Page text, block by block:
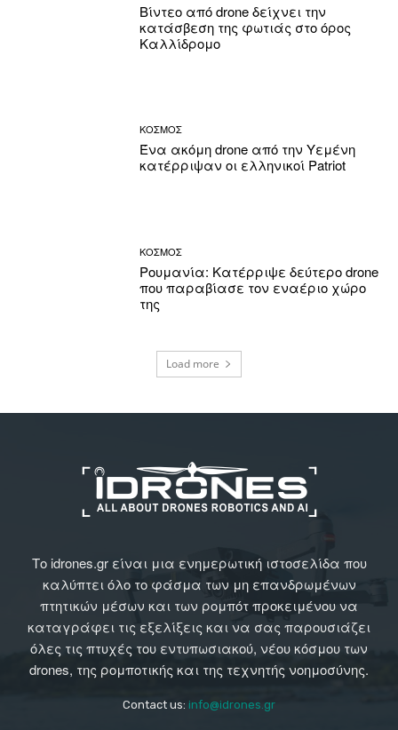
Βίντεο από drone δείχνει την
κατάσβεση της φωτιάς στο όρος
Καλλίδρομο
ΚΟΣΜΟΣ
Ένα ακόμη drone από την Υεμένη
κατέρριψαν οι ελληνικοί Patriot
ΚΟΣΜΟΣ
Ρουμανία: Κατέρριψε δεύτερο drone
που παραβίασε τον εναέριο χώρο
της
Load more
Το idrones.gr είναι μια ενημερωτική ιστοσελίδα που
καλύπτει όλο το φάσμα των μη επανδρωμένων
πτητικών μέσων και των ρομπότ προκειμένου να
καταγράφει τις εξελίξεις και να σας παρουσιάζει
όλες τις πτυχές του εντυπωσιακού, νέου κόσμου των
drones, της ρομποτικής και της τεχνητής νοημοσύνης.
Contact us: info@idrones.gr